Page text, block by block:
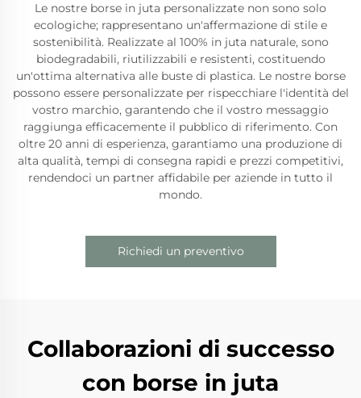
Le nostre borse in juta personalizzate non sono solo
ecologiche; rappresentano un'affermazione di stile e
sostenibilità. Realizzate al 100% in juta naturale, sono
biodegradabili, riutilizzabili e resistenti, costituendo
un'ottima alternativa alle buste di plastica. Le nostre borse
possono essere personalizzate per rispecchiare l'identità del
vostro marchio, garantendo che il vostro messaggio
raggiunga efficacemente il pubblico di riferimento. Con
oltre 20 anni di esperienza, garantiamo una produzione di
alta qualità, tempi di consegna rapidi e prezzi competitivi,
rendendoci un partner affidabile per aziende in tutto il
mondo.
Richiedi un preventivo
Collaborazioni di successo
con borse in juta